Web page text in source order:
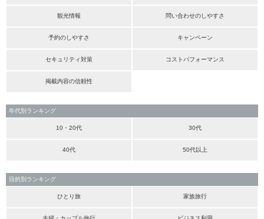
観光情報 問い合わせのしやすさ
予約のしやすさ キャンペーン
セキュリティ対策 コストパフォーマンス
掲載内容の信頼性
年代別ランキング
10・20代 30代
40代 50代以上
目的別ランキング
ひとり旅 家族旅行